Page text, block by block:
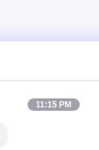
11:15 PM